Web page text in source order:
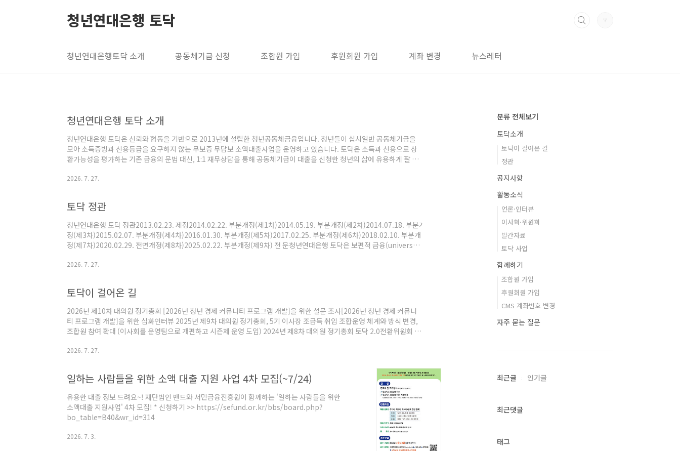
청년연대은행 토닥
청년연대은행토닥 소개 공동체기금 신청 조합원 가입 후원회원 가입 계좌 변경 뉴스레터
청년연대은행 토닥 소개
청년연대은행 토닥은 신뢰와 협동을 기반으로 2013년에 설립한 청년공동체금융입니다. 청년들이 십시일반 공동체기금을
모아 소득증빙과 신용등급을 요구하지 않는 무보증 무담보 소액대출사업을 운영하고 있습니다. 토닥은 소득과 신용으로 상
환가능성을 평가하는 기존 금융의 문법 대신, 1:1 재무상담을 통해 공동체기금이 대출을 신청한 청년의 삶에 유용하게 잘 쓰
회복력을 키울 수 있는 청년금융생활안전망의 역할을 수행하고자 합니다. 토닥이 걸어온 길청년연대은행 토닥 정관
2026. 7. 27.
토닥 정관
청년연대은행 토닥 정관2013.02.23. 제정2014.02.22. 부분개정(제1차)2014.05.19. 부분개정(제2차)2014.07.18. 부분개
정(제3차)2015.02.07. 부분개정(제4차)2016.01.30. 부분개정(제5차)2017.02.25. 부분개정(제6차)2018.02.10. 부분개
정(제7차)2020.02.29. 전면개정(제8차)2025.02.22. 부분개정(제9차) 전 문청년연대은행 토닥은 보편적 금융(universal
의 신용평가와 관계없이 공공재로서의금융 서비스가 보장되어야 한다. 토닥은 개인화된 자산 관리가 지배적인 현행 체제에
2026. 7. 27.
토닥이 걸어온 길
2026년 제10차 대의원 정기총회 [2026년 청년 경제 커뮤니티 프로그램 개발]을 위한 설문 조사[2026년 청년 경제 커뮤니
티 프로그램 개발]을 위한 심화인터뷰 2025년 제9차 대의원 정기총회, 5기 이사장 조금득 취임 조합운영 체계와 방식 변경,
조합원 참여 확대 (이사회를 운영팀으로 개편하고 시즌제 운영 도입) 2024년 제8차 대의원 정기총회 토닥 2.0전환위원회 공
의 미래’ 진행 토닥 특별 후원행사 진행 2023년 제7차 대의원 정기총회 소모임 및 간담회 “새로운 10년” 개최 2022년 제6차
2026. 7. 27.
일하는 사람들을 위한 소액 대출 지원 사업 4차 모집(~7/24)
유용한 대출 정보 드려요~! 재단법인 밴드와 서민금융진흥원이 함께하는 '일하는 사람들을 위한
소액대출 지원사업' 4차 모집! * 신청하기 >> https://sefund.or.kr/bbs/board.php?
bo_table=B40&wr_id=314
2026. 7. 3.
분류 전체보기
토닥소개
토닥이 걸어온 길
정관
공지사항
활동소식
언론·인터뷰
이사회·위원회
발간자료
토닥 사업
함께하기
조합원 가입
후원회원 가입
CMS 계좌번호 변경
자주 묻는 질문
최근글 인기글
최근댓글
태그